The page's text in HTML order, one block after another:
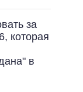
за
которая
в